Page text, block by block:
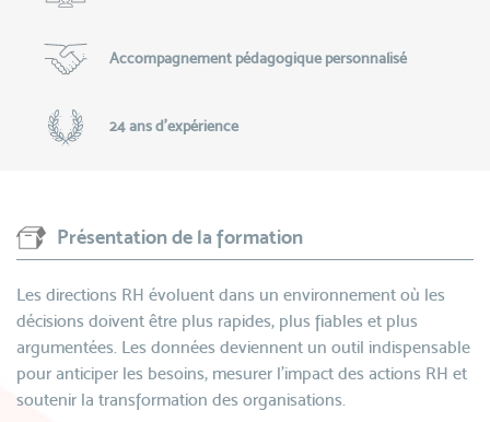
Accompagnement pédagogique personnalisé
24 ans d'expérience
Présentation de la formation
Les directions RH évoluent dans un environnement où les
décisions doivent être plus rapides, plus fiables et plus
argumentées. Les données deviennent un outil indispensable
pour anticiper les besoins, mesurer l’impact des actions RH et
soutenir la transformation des organisations.